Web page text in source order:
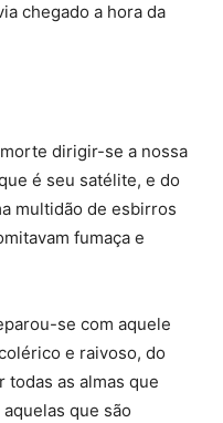
chegado a hora da
dirigir-se a nossa
é seu satélite, e do
multidão de esbirros
fumaça e
se com aquele
e raivoso, do
todas as almas que
que são